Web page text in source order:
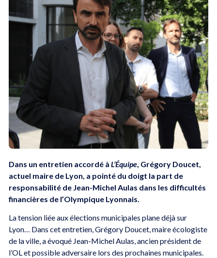
Dans un entretien accordé à L’Équipe, Grégory Doucet,
actuel maire de Lyon, a pointé du doigt la part de
responsabilité de Jean-Michel Aulas dans les difficultés
financières de l’Olympique Lyonnais.
La tension liée aux élections municipales plane déjà sur
Lyon… Dans cet entretien, Grégory Doucet, maire écologiste
de la ville, a évoqué Jean-Michel Aulas, ancien président de
l’OL et possible adversaire lors des prochaines municipales.